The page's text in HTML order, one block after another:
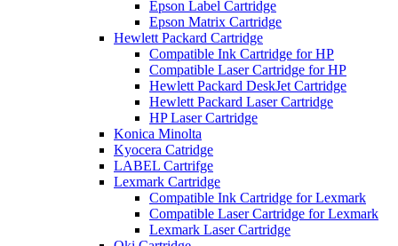
Epson Label Cartridge
Epson Matrix Cartridge
Hewlett Packard Cartridge
Compatible Ink Cartridge for HP
Compatible Laser Cartridge for HP
Hewlett Packard DeskJet Cartridge
Hewlett Packard Laser Cartridge
HP Laser Cartridge
Konica Minolta
Kyocera Catridge
LABEL Cartrifge
Lexmark Cartridge
Compatible Ink Cartridge for Lexmark
Compatible Laser Cartridge for Lexmark
Lexmark Laser Cartridge